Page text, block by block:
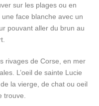
sur les plages ou en
une face blanche avec un
pouvant aller du brun au
rivages de Corse, en mer
L’oeil de sainte Lucie
la vierge, de chat ou oeil
trouve.